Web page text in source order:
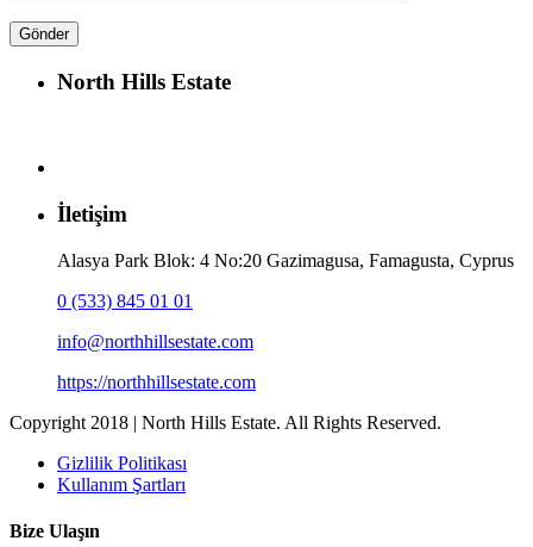
North Hills Estate
İletişim
Alasya Park Blok: 4 No:20 Gazimagusa, Famagusta, Cyprus
0 (533) 845 01 01
info@northhillsestate.com
https://northhillsestate.com
Copyright 2018 | North Hills Estate. All Rights Reserved.
Gizlilik Politikası
Kullanım Şartları
Bize Ulaşın